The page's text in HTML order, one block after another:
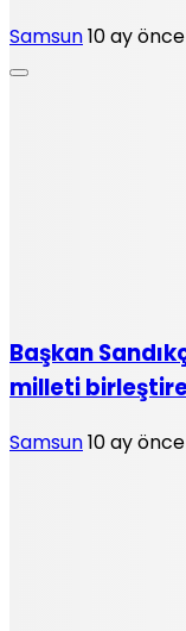
Samsun10 ay önce
Başkan
milleti
Samsun10 ay önce